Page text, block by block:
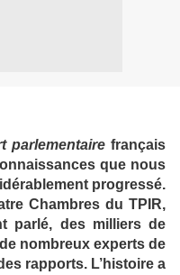
parlementaire français
que nous
progressé.
Chambres du TPIR,
parlé, des milliers de
nombreux experts de
rapports. L’histoire a